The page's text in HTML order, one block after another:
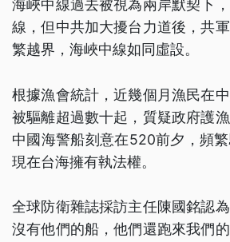
海峽中線過去被視為兩岸默契下
線，但中共加大擾台力道後，共
繁越界，海峽中線如同虛設。
根據漁會統計，近幾個月漁民在
被驅離超過數十起，質疑政府護
中國海警船刻意在520前夕，頻
現在台海擁有執法權。
全球防衛雜誌採訪主任陳國銘認
沒有他們的船，他們還跑來我們